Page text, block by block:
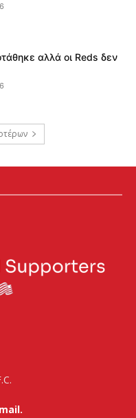
αλλά οι Reds δεν